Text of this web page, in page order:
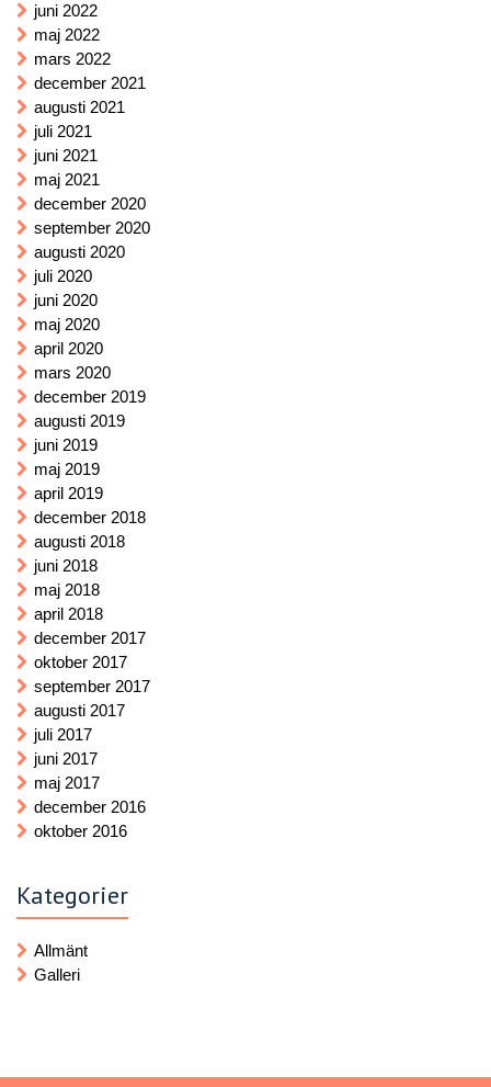
juni 2022
maj 2022
mars 2022
december 2021
augusti 2021
juli 2021
juni 2021
maj 2021
december 2020
september 2020
augusti 2020
juli 2020
juni 2020
maj 2020
april 2020
mars 2020
december 2019
augusti 2019
juni 2019
maj 2019
april 2019
december 2018
augusti 2018
juni 2018
maj 2018
april 2018
december 2017
oktober 2017
september 2017
augusti 2017
juli 2017
juni 2017
maj 2017
december 2016
oktober 2016
Kategorier
Allmänt
Galleri